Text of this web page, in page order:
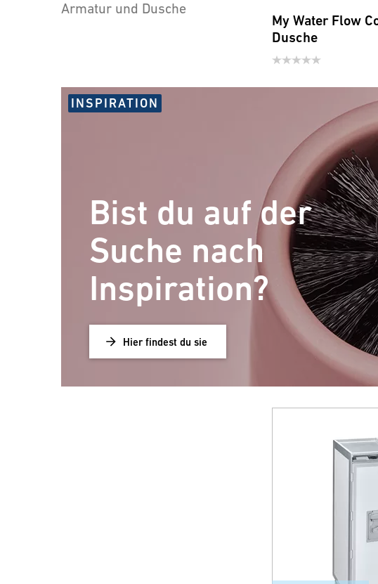
Armatur und Dusche
My Water Flow
Dusche
INSPIRATION
Bist du auf der
Suche nach
Inspiration?
Hier findest du sie